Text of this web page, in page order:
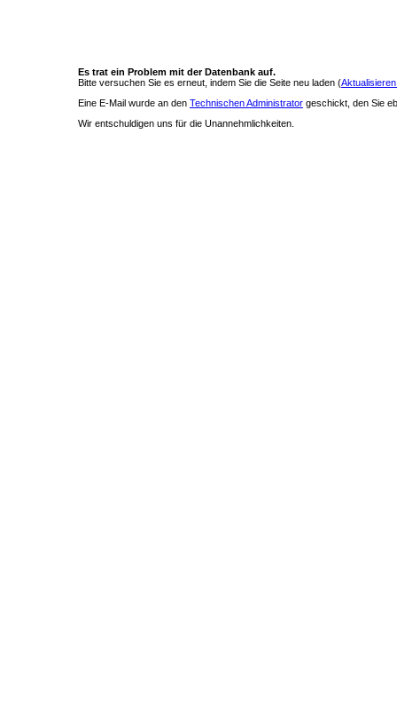
Es trat ein Problem mit der Datenbank auf.
Bitte versuchen Sie es erneut, indem Sie die Seite neu laden (
Eine E-Mail wurde an den Technischen Administrator geschickt, den Sie
Wir entschuldigen uns für die Unannehmlichkeiten.